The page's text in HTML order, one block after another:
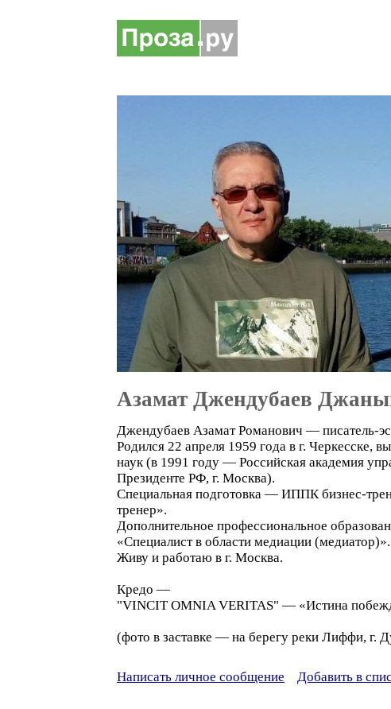
Азамат Джендубаев
Джендубаев Азамат Романович — писатель-
Родился 22 апреля 1959 года в г. Черкесске,
наук (в 1991 году — Российская академия
Президенте РФ, г. Москва).
Специальная подготовка — ИППК бизнес-
тренер».
Дополнительное профессиональное
«Специалист в области медиации (медиатор)».
Живу и работаю в г. Москва.
Кредо —
"VINCIT OMNIA VERITAS" — «Истина
(фото в заставке — на берегу реки Лиффи, г.
Написать личное сообщение Добавить в